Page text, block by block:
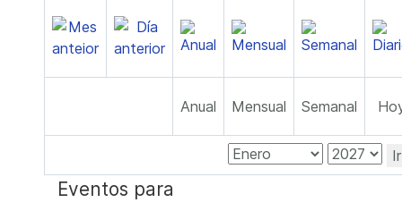
Anual Mensual Semanal
Eventos para